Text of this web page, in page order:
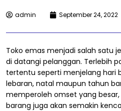
admin September 24, 2022
Toko emas menjadi salah satu
di datangi pelanggan. Terlebih
tertentu seperti menjelang hari
lebaran, natal maupun tahun
memperoleh omset yang
barang juga akan semakin